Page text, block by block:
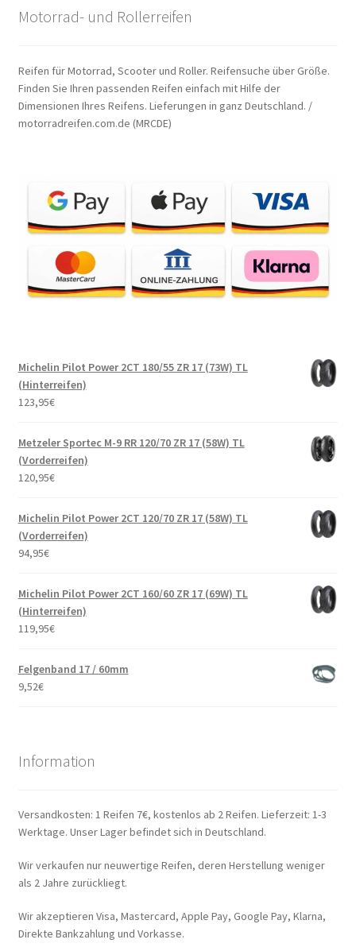
Motorrad- und Rollerreifen
Reifen für Motorrad, Scooter und Roller. Reifensuche über Größe.
Finden Sie Ihren passenden Reifen einfach mit Hilfe der
Dimensionen Ihres Reifens. Lieferungen in ganz Deutschland. /
motorradreifen.com.de (MRCDE)
Michelin Pilot Power 2CT 180/55 ZR 17 (73W) TL
(Hinterreifen)
123,95€
Metzeler Sportec M-9 RR 120/70 ZR 17 (58W) TL
(Vorderreifen)
120,95€
Michelin Pilot Power 2CT 120/70 ZR 17 (58W) TL
(Vorderreifen)
94,95€
Michelin Pilot Power 2CT 160/60 ZR 17 (69W) TL
(Hinterreifen)
119,95€
Felgenband 17 / 60mm
9,52€
Information
Versandkosten: 1 Reifen 7€, kostenlos ab 2 Reifen. Lieferzeit: 1-3
Werktage. Unser Lager befindet sich in Deutschland.
Wir verkaufen nur neuwertige Reifen, deren Herstellung weniger
als 2 Jahre zurückliegt.
Wir akzeptieren Visa, Mastercard, Apple Pay, Google Pay, Klarna,
Direkte Bankzahlung und Vorkasse.